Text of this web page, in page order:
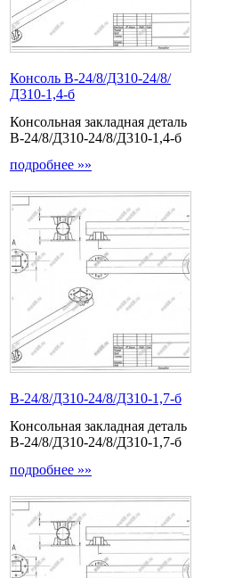
Консоль В-24/8/Д310-24/8/
Д310-1,4-б
Консольная закладная деталь
В-24/8/Д310-24/8/Д310-1,4-б
подробнее »»
В-24/8/Д310-24/8/Д310-1,7-б
Консольная закладная деталь
В-24/8/Д310-24/8/Д310-1,7-б
подробнее »»